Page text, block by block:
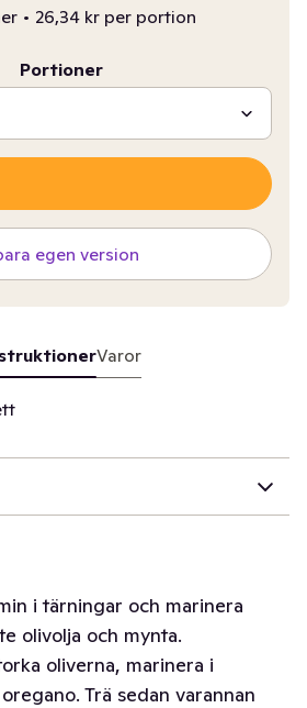
• 26,34 kr per portion
Portioner
egen version
Varor
i tärningar och marinera
olivolja och mynta.
oliverna, marinera i
Trä sedan varannan